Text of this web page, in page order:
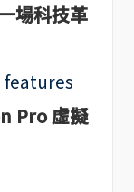
場科技革
Pro 虛擬